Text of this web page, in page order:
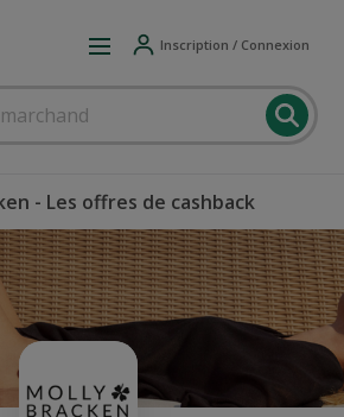
Inscription / Connexion
- Les offres de cashback